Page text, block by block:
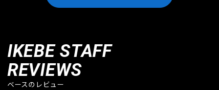
IKEBE STAFF
REVIEWS
ベースのレビュー